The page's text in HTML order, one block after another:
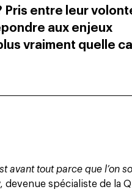
Pris entre leur
aux enjeux
vraiment quelle
avant tout parce que l’on
devenue spécialiste de la